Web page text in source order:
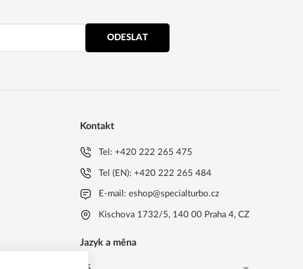
ODESLAT
Kontakt
Tel:+420 222 265 475
Tel (EN):+420 222 265 484
E-mail:eshop@specialturbo.cz
Kischova 1732/5, 140 00 Praha 4, CZ
Jazyk a měna